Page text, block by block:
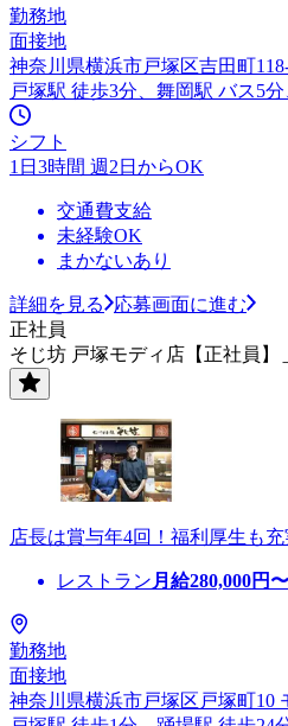
勤務地
面接地
神奈川県横浜市戸塚区吉田町
戸塚駅 徒歩3分、舞岡駅 バス5
シフト
1日3時間 週2日からOK
交通費支給
未経験OK
まかないあり
詳細を見る
応募画面に進む
正社員
そじ坊 戸塚モディ店【正社員】
店長は賞与年4回！福利厚生も充
レストラン 月給280,000円〜
勤務地
面接地
神奈川県横浜市戸塚区戸塚町10